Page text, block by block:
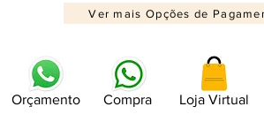
Ver mais Opções de
Orçamento Compra Loja Virtual